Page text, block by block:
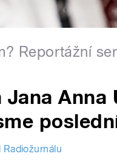
Reportážní
Anna
Radiožurnálu